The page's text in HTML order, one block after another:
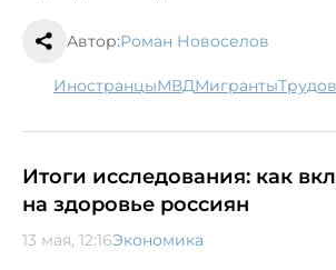
Автор:Роман Новоселов
иностранцы МВД мигранты
Итоги исследования: как
на здоровье россиян
13 мая, 12:16Экономика